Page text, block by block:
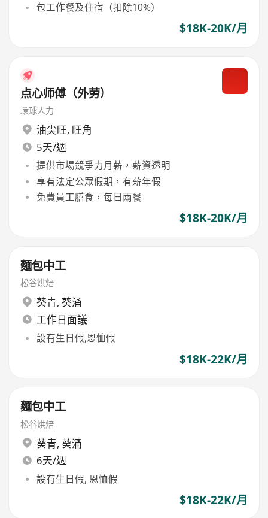
包工作餐及住宿（扣除10%）
$18K-20K/月
点心师傅（外劳）
環球人力
油尖旺, 旺角
5天/週
提供市場競爭力月薪，薪資透明
享有法定公眾假期，有薪年假
免費員工膳食，每日兩餐
$18K-20K/月
麵包中工
松谷烘焙
葵青, 葵涌
工作日面議
設有生日假,恩恤假
$18K-22K/月
麵包中工
松谷烘焙
葵青, 葵涌
6天/週
設有生日假, 恩恤假
$18K-22K/月